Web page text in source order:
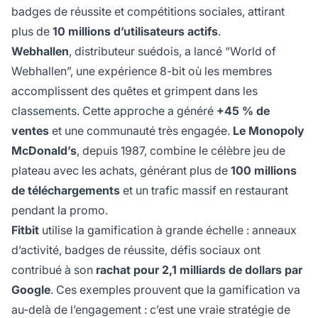
badges de réussite et compétitions sociales, attirant
plus de 10 millions d’utilisateurs actifs.
Webhallen, distributeur suédois, a lancé “World of
Webhallen”, une expérience 8-bit où les membres
accomplissent des quêtes et grimpent dans les
classements. Cette approche a généré +45 % de
ventes et une communauté très engagée. Le Monopoly
McDonald’s, depuis 1987, combine le célèbre jeu de
plateau avec les achats, générant plus de 100 millions
de téléchargements et un trafic massif en restaurant
pendant la promo.
Fitbit utilise la gamification à grande échelle : anneaux
d’activité, badges de réussite, défis sociaux ont
contribué à son rachat pour 2,1 milliards de dollars par
Google. Ces exemples prouvent que la gamification va
au-delà de l’engagement : c’est une vraie stratégie de